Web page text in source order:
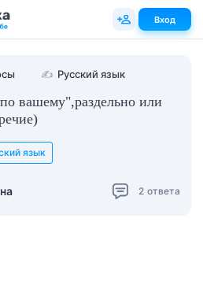
✍ Русский язык
вашему",раздельно или
язык
2 ответа
Вход